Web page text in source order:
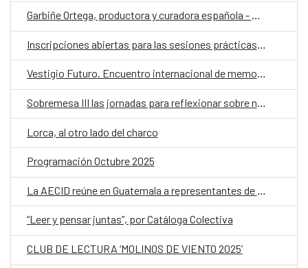
Garbiñe Ortega, productora y curadora española - La figura del curador es más importante que nunca porque sirve para ordenar la enorme cantidad de películas que hay
Vestigio Futuro. Encuentro internacional de memorias y patrimonios disidentes.
Sobremesa III las jornadas para reflexionar sobre nuestro hacer como sociedad a través del alimento
Lorca, al otro lado del charco
Programación Octubre 2025
La AECID reúne en Guatemala a representantes de organizaciones LGTBI+ en una llamada regional contra los discursos de odio y en defensa de la diversidad
“Leer y pensar juntas”, por Catáloga Colectiva
CLUB DE LECTURA ‘MOLINOS DE VIENTO 2025’